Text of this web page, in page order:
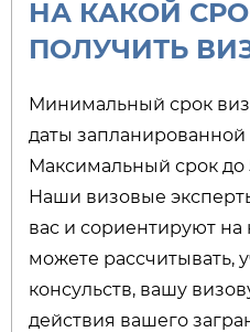
НА КАКОЙ
ПОЛУЧИТЬ
Минимальный срок
даты
Максимальный срок до
Наши визовые
вас и сориентируют на
можете рассчитывать,
консульств, вашу
действия вашего